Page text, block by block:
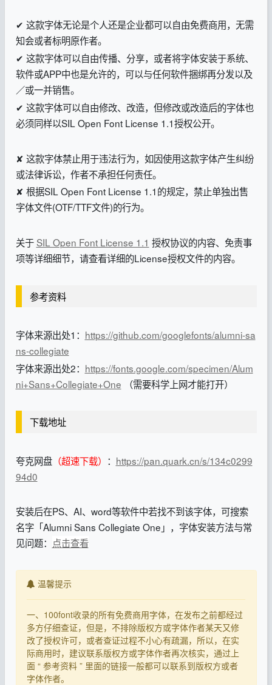
✔ 这款字体无论是个人还是企业都可以自由免费商用，无需
知会或者标明原作者。
✔ 这款字体可以自由传播、分享，或者将字体安装于系统、
软件或APP中也是允许的，可以与任何软件捆绑再分发以及
／或一并销售。
✔ 这款字体可以自由修改、改造，但修改或改造后的字体也
必须同样以SIL Open Font License 1.1授权公开。
✘ 这款字体禁止用于违法行为，如因使用这款字体产生纠纷
或法律诉讼，作者不承担任何责任。
✘ 根据SIL Open Font License 1.1的规定，禁止单独出售
字体文件(OTF/TTF文件)的行为。
关于SIL Open Font License 1.1 授权协议的内容、免责事
项等详细细节，请查看详细的License授权文件的内容。
参考资料
字体来源出处1： https://github.com/googlefonts/alumni-sa
ns-collegiate
字体来源出处2： https://fonts.google.com/specimen/Alum
ni+Sans+Collegiate+One （需要科学上网才能打开）
下载地址
夸克网盘（超速下载） ： https://pan.quark.cn/s/134c0299
94d0
安装后在PS、AI、word等软件中若找不到该字体，可搜索
名字「Alumni Sans Collegiate One」，字体安装方法与常
见问题： 点击查看
温馨提示
一、100font收录的所有免费商用字体，在发布之前都经过
多方仔细查证，但是，不排除版权方或字体作者某天又修
改了授权许可，或者查证过程不小心有疏漏，所以，在实
际商用时，建议联系版权方或字体作者再次核实，通过上
面 “ 参考资料 ” 里面的链接一般都可以联系到版权方或者
字体作者。